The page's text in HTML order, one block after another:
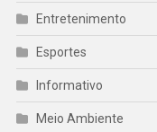
Entretenimento
Esportes
Informativo
Meio Ambiente